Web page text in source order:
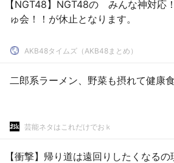
【NGT48】NGT48の みんな神対応
ゅ会！！が休止となります。
AKB48タイムズ（AKB48まとめ）
二郎系ラーメン、野菜も摂れて健康
芸能ネタはこれだけでおｋ
【衝撃】帰り道は遠回りしたくなる